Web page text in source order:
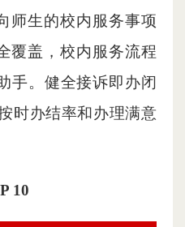
师生的校内服务事项
覆盖，校内服务流程
手。健全接诉即办闭
时办结率和办理满意
10